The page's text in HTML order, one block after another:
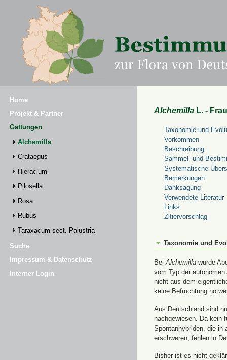
Home
Projekt & Partner
Gattungen
Alchemilla
Crataegus
Hieracium
Pilosella
Rosa
Rubus
Taraxacum sect. Palustria
Suche
Impressum & Datenschutz
Interner Login
Alchemilla L. -
Taxonomie und
Vorkommen
Beschreibung
Sammel- und
Systematische
Bemerkungen
Danksagung
Verwendete Literatur
Links
Zitiervorschlag
Taxonomie und
BeiAlchemilla wurde
vom Typ der
nicht aus dem
keine Befruchtung
Aus Deutschland sind
nachgewiesen. Da kein
Spontanhybriden, die in
erschweren, fehlen in
Bisher ist es nicht